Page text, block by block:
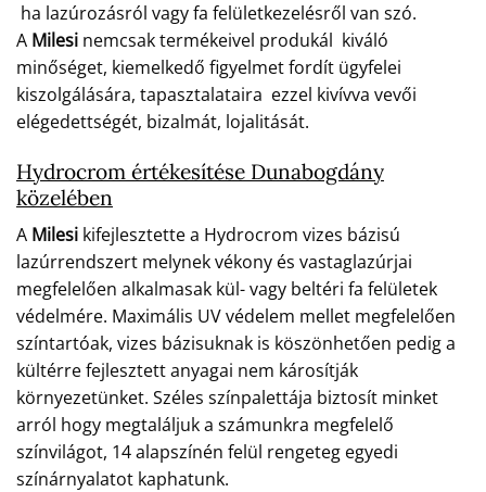
ha lazúrozásról vagy fa felületkezelésről van szó.
A Milesi nemcsak termékeivel produkál kiváló
minőséget, kiemelkedő figyelmet fordít ügyfelei
kiszolgálására, tapasztalataira ezzel kivívva vevői
elégedettségét, bizalmát, lojalitását.
Hydrocrom értékesítése Dunabogdány
közelében
A Milesi kifejlesztette a Hydrocrom vizes bázisú
lazúrrendszert melynek vékony és vastaglazúrjai
megfelelően alkalmasak kül- vagy beltéri fa felületek
védelmére. Maximális UV védelem mellet megfelelően
színtartóak, vizes bázisuknak is köszönhetően pedig a
kültérre fejlesztett anyagai nem károsítják
környezetünket. Széles színpalettája biztosít minket
arról hogy megtaláljuk a számunkra megfelelő
színvilágot, 14 alapszínén felül rengeteg egyedi
színárnyalatot kaphatunk.